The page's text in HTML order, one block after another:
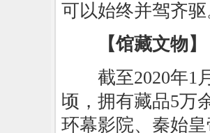
可以始终并驾齐
【馆藏文物】
截至2020年1月
顷，拥有藏品5万
环幕影院、秦始